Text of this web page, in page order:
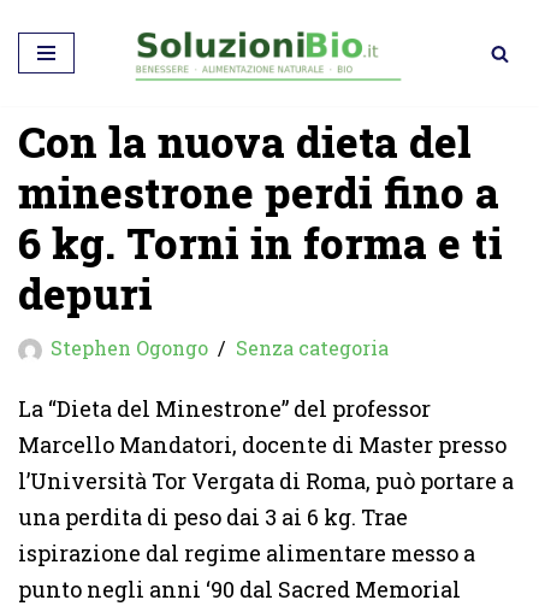
Vai
contenuto
Con la nuova dieta del
minestrone perdi fino a
6 kg. Torni in forma e ti
depuri
Stephen Ogongo Senza categoria
La “Dieta del Minestrone” del professor
Marcello Mandatori, docente di Master presso
l’Università Tor Vergata di Roma, può portare a
una perdita di peso dai 3 ai 6 kg. Trae
ispirazione dal regime alimentare messo a
punto negli anni ‘90 dal Sacred Memorial